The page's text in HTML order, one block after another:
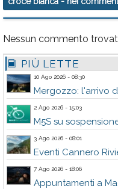
Nessun commento
PIÙ LETTE
10 Ago 2026 - 08:30
Mergozzo: l'arrivo
2 Ago 2026 - 15:03
M5S su
3 Ago 2026 - 08:01
Eventi Cannero
7 Ago 2026 - 18:06
Appuntamenti a